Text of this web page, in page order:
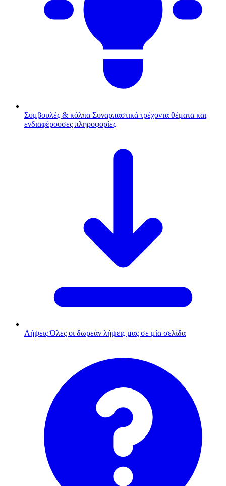
Συμβουλές & κόλπα Συναρπαστικά τρέχοντα θέματα και
ενδιαφέρουσες πληροφορίες
Λήψεις Όλες οι δωρεάν λήψεις μας σε μία σελίδα